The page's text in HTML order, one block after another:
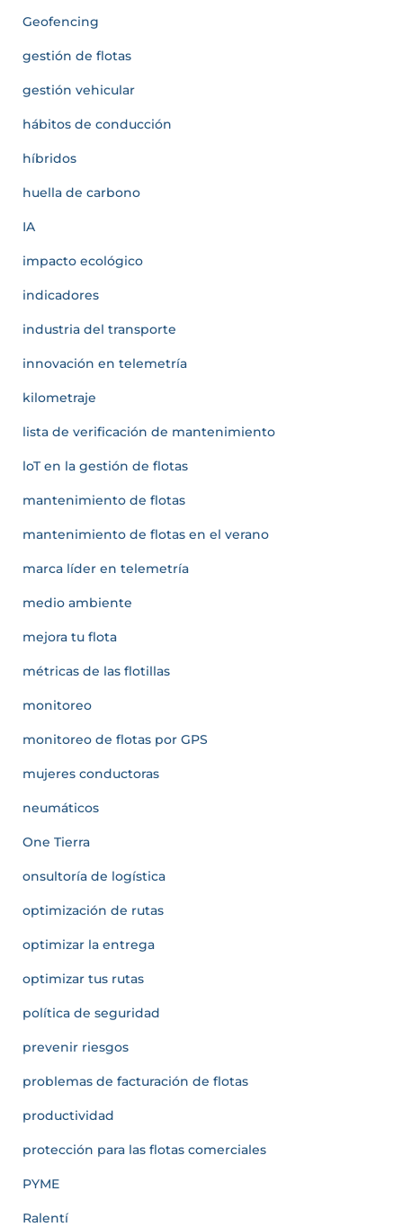
Geofencing
gestión de flotas
gestión vehicular
hábitos de conducción
híbridos
huella de carbono
IA
impacto ecológico
indicadores
industria del transporte
innovación en telemetría
kilometraje
lista de verificación de mantenimiento
loT en la gestión de flotas
mantenimiento de flotas
mantenimiento de flotas en el verano
marca líder en telemetría
medio ambiente
mejora tu flota
métricas de las flotillas
monitoreo
monitoreo de flotas por GPS
mujeres conductoras
neumáticos
One Tierra
onsultoría de logística
optimización de rutas
optimizar la entrega
optimizar tus rutas
política de seguridad
prevenir riesgos
problemas de facturación de flotas
productividad
protección para las flotas comerciales
PYME
Ralentí